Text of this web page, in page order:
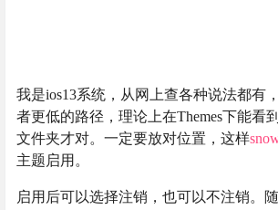
我是ios13系统，从网上查各种说法都有
者更低的路径，理论上在Themes下能看
文件夹才对。一定要放对位置，这样
主题启用。
启用后可以选择注销，也可以不注销。